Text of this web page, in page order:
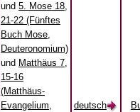
und 5. Mose 18,
21-22 (Fünftes
Buch Mose,
Deuteronomium)
und Matthäus 7,
15-16
(Matthäus-
Evangelium,
deutsch